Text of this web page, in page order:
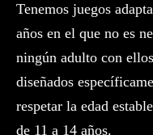
Tenemos juegos
años en el que no es
ningún adulto con
diseñados
respetar la edad
de 11 a 14 años.